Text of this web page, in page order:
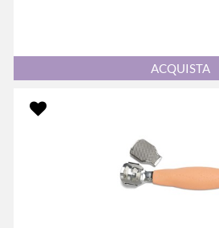
Quantità
ACQUISTA